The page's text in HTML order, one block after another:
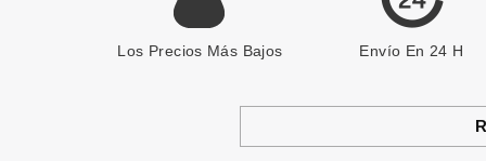
Los Precios Más Bajos Envío En 24 H